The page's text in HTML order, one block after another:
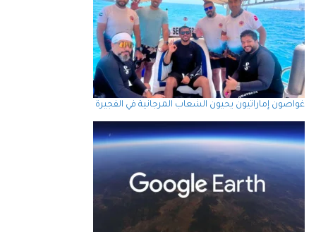
غواصون إماراتيون يحيون الشعاب المرجانية في الفجيرة